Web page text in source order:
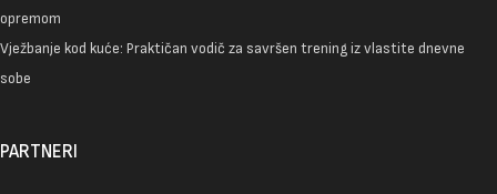
opremom
Vježbanje kod kuće: Praktičan vodič za savršen trening iz vlastite dnevne
sobe
PARTNERI